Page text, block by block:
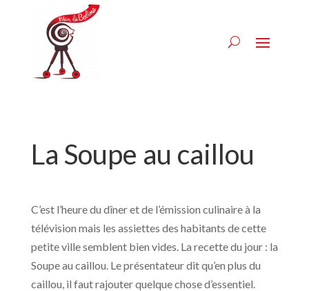
La Soupe au caillou
C’est l’heure du dîner et de l’émission culinaire à la
télévision mais les assiettes des habitants de cette
petite ville semblent bien vides. La recette du jour : la
Soupe au caillou. Le présentateur dit qu’en plus du
caillou, il faut rajouter quelque chose d’essentiel.